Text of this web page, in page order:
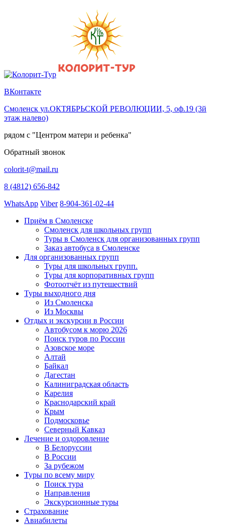
ВКонтакте
Смоленск ул.ОКТЯБРЬСКОЙ РЕВОЛЮЦИИ, 5, оф.19 (3й
этаж налево)
рядом с "Центром матери и ребенка"
Обратный звонок
colorit-t@mail.ru
8 (4812) 656-842
WhatsApp Viber 8-904-361-02-44
Приём в Смоленске
Смоленск для школьных групп
Туры в Смоленск для организованных групп
Заказ автобуса в Смоленске
Для организованных групп
Туры для школьных групп.
Туры для корпоративных групп
Фотоотчёт из путешествий
Туры выходного дня
Из Смоленска
Из Москвы
Отдых и экскурсии в России
Автобусом к морю 2026
Поиск туров по России
Азовское море
Алтай
Байкал
Дагестан
Калиниградская область
Карелия
Краснодарский край
Крым
Подмосковье
Северный Кавказ
Лечение и оздоровление
В Белоруссии
В России
За рубежом
Туры по всему миру
Поиск тура
Направления
Экскурсионные туры
Страхование
Авиабилеты